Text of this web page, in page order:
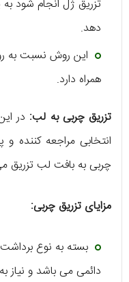
تزریق ژل انجام شود
دهد.
این روش نسبت به
همراه دارد.
تزریق چربی به لب: در
انتخابی مراجعه کننده
چربی به بافت لب تزریق
مزایای تزریق چربی:
بسته به نوع
دائمی می باشد و نیاز